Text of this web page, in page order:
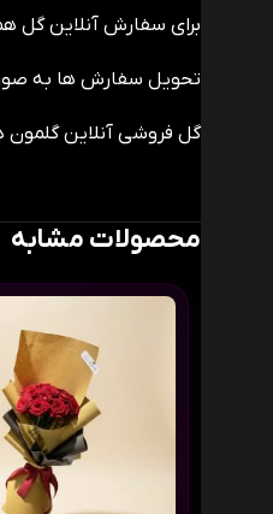
برای سفارش آنلاین گل
تحویل سفارش ها به صورت فوری و نهایتا 4 ساعت از برترین
گل فروشی آنلاین گلمون
محصولات مشابه